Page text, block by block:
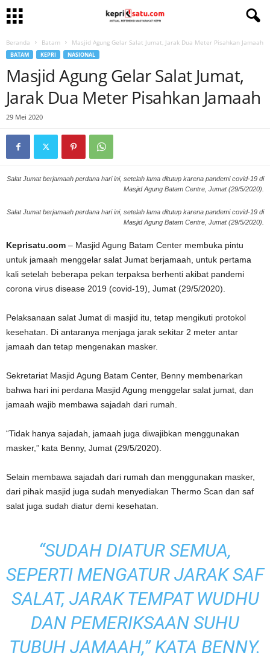
Beranda Batam Masjid Agung Gelar Salat Jumat, Jarak Dua Meter Pisahkan Jamaah
BATAM KEPRI NASIONAL
Masjid Agung Gelar Salat Jumat,
Jarak Dua Meter Pisahkan Jamaah
29 Mei 2020
Salat Jumat berjamaah perdana hari ini, setelah lama ditutup karena pandemi covid-19 di
Masjid Agung Batam Centre, Jumat (29/5/2020).
Salat Jumat berjamaah perdana hari ini, setelah lama ditutup karena pandemi covid-19 di
Masjid Agung Batam Centre, Jumat (29/5/2020).
Keprisatu.com – Masjid Agung Batam Center membuka pintu
untuk jamaah menggelar salat Jumat berjamaah, untuk pertama
kali setelah beberapa pekan terpaksa berhenti akibat pandemi
corona virus disease 2019 (covid-19), Jumat (29/5/2020).
Pelaksanaan salat Jumat di masjid itu, tetap mengikuti protokol
kesehatan. Di antaranya menjaga jarak sekitar 2 meter antar
jamaah dan tetap mengenakan masker.
Sekretariat Masjid Agung Batam Center, Benny membenarkan
bahwa hari ini perdana Masjid Agung menggelar salat jumat, dan
jamaah wajib membawa sajadah dari rumah.
“Tidak hanya sajadah, jamaah juga diwajibkan menggunakan
masker,” kata Benny, Jumat (29/5/2020).
Selain membawa sajadah dari rumah dan menggunakan masker,
dari pihak masjid juga sudah menyediakan Thermo Scan dan saf
salat juga sudah diatur demi kesehatan.
“SUDAH DIATUR SEMUA,
SEPERTI MENGATUR JARAK SAF
SALAT, JARAK TEMPAT WUDHU
DAN PEMERIKSAAN SUHU
TUBUH JAMAAH,” KATA BENNY.